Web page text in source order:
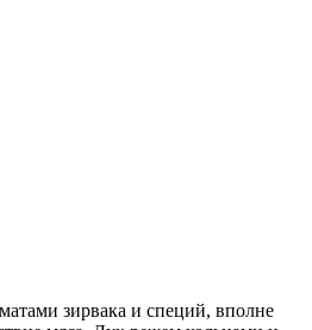
зирвака и специй, вполне